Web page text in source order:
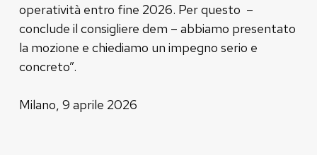
operatività entro fine 2026. Per questo –
conclude il consigliere dem – abbiamo presentato
la mozione e chiediamo un impegno serio e
concreto”.
Milano, 9 aprile 2026